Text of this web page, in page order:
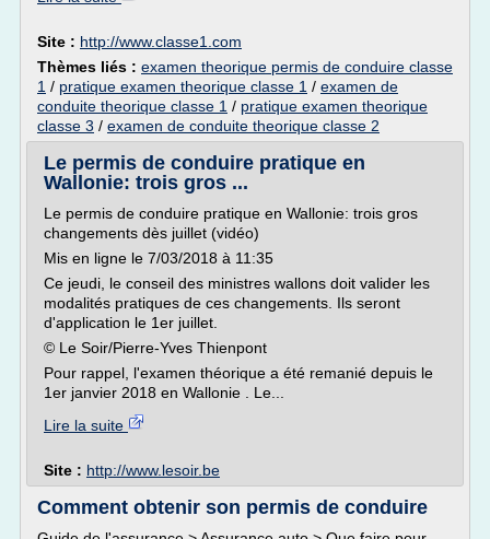
Site : http://www.classe1.com
Thèmes liés : examen theorique permis de conduire classe
1 / pratique examen theorique classe 1 / examen de
conduite theorique classe 1 / pratique examen theorique
classe 3 / examen de conduite theorique classe 2
Le permis de conduire pratique en
Wallonie: trois gros ...
Le permis de conduire pratique en Wallonie: trois gros
changements dès juillet (vidéo)
Mis en ligne le 7/03/2018 à 11:35
Ce jeudi, le conseil des ministres wallons doit valider les
modalités pratiques de ces changements. Ils seront
d'application le 1er juillet.
© Le Soir/Pierre-Yves Thienpont
Pour rappel, l'examen théorique a été remanié depuis le
1er janvier 2018 en Wallonie . Le...
Lire la suite
Site : http://www.lesoir.be
Comment obtenir son permis de conduire